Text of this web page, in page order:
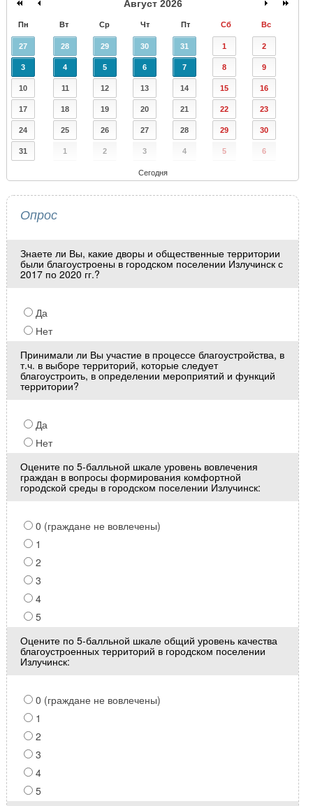
Август 2026
Пн Вт Ср Чт Пт Сб Вс
27 28 29 30 31 1 2
3 4 5 6 7 8 9
10 11 12 13 14 15 16
17 18 19 20 21 22 23
24 25 26 27 28 29 30
31 1 2 3 4 5 6
Сегодня
Опрос
Знаете ли Вы, какие дворы и общественные территории
были благоустроены в городском поселении Излучинск с
2017 по 2020 гг.?
Да
Нет
Принимали ли Вы участие в процессе благоустройства, в
т.ч. в выборе территорий, которые следует
благоустроить, в определении мероприятий и функций
территории?
Да
Нет
Оцените по 5-балльной шкале уровень вовлечения
граждан в вопросы формирования комфортной
городской среды в городском поселении Излучинск:
0 (граждане не вовлечены)
1
2
3
4
5
Оцените по 5-балльной шкале общий уровень качества
благоустроенных территорий в городском поселении
Излучинск:
0 (граждане не вовлечены)
1
2
3
4
5